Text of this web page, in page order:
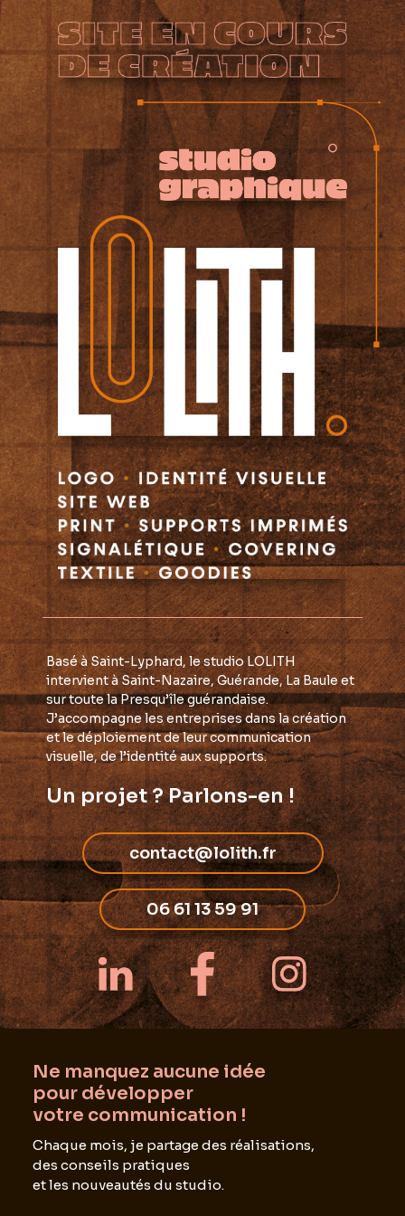
Basé à Saint-Lyphard, le studio LOLITH
intervient à Saint-Nazaire, Guérande, La Baule et
sur toute la Presqu’île guérandaise.
J’accompagne les entreprises dans la création
et le déploiement de leur communication
visuelle, de l’identité aux supports.
Un projet ? Parlons-en !
contact@lolith.fr
06 61 13 59 91
Ne manquez aucune idée
pour développer
votre communication !
Chaque mois, je partage des réalisations,
des conseils pratiques
et les nouveautés du studio.